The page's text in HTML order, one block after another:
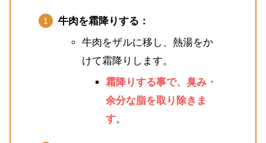
牛肉を霜降りする：
牛肉をザルに移し、熱湯をか
けて霜降りします。
霜降りする事で、臭み・
余分な脂を取り除きま
す。